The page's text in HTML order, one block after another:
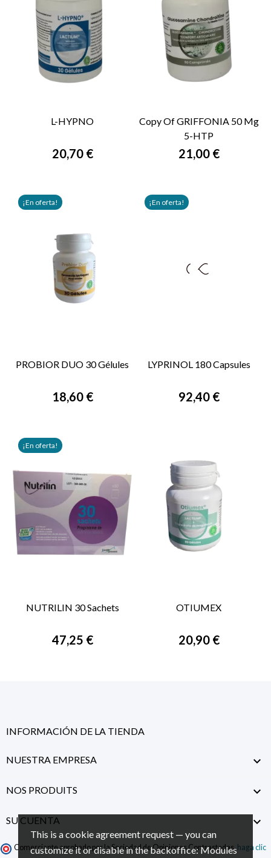
This is a cookie agreement request — you can
customize it or disable in the backoffice: Modules
L-HYPNO
20,70 €
Copy Of GRIFFONIA 50 Mg
5-HTP
21,00 €
PROBIOR DUO 30 Gélules
18,60 €
¡En oferta!
LYPRINOL 180 Capsules
92,40 €
¡En oferta!
NUTRILIN 30 Sachets
47,25 €
¡En oferta!
OTIUMEX
20,90 €
INFORMACIÓN DE LA TIENDA
NUESTRA EMPRESA 
NOS PRODUITS 
SU CUENTA 
Comerciante aprobado por la Sociedad de Opiniones Contrastadas, haga clic